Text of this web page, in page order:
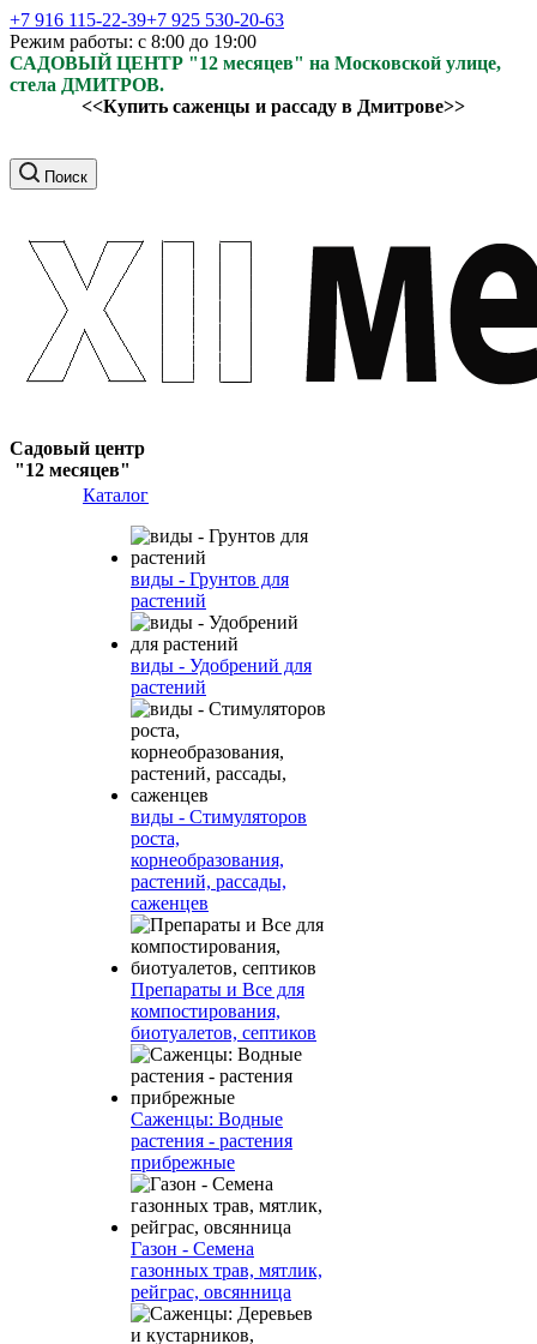
+7 916 115-22-39+7 925 530-20-63
Режим работы: с 8:00 до 19:00
САДОВЫЙ ЦЕНТР "12 месяцев" на Московской улице,
стела ДМИТРОВ.
<<Купить саженцы и рассаду в Дмитрове>>
Поиск
Садовый центр
"12 месяцев"
Каталог
виды - Грунтов для
растений
виды - Удобрений для
растений
виды - Стимуляторов
роста,
корнеобразования,
растений, рассады,
саженцев
Препараты и Все для
компостирования,
биотуалетов, септиков
Саженцы: Водные
растения - растения
прибрежные
Газон - Семена
газонных трав, мятлик,
рейграс, овсянница